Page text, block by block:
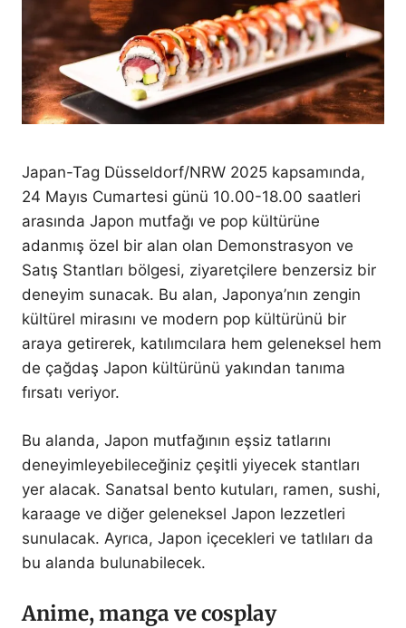
Japan-Tag Düsseldorf/NRW 2025 kapsamında,
24 Mayıs Cumartesi günü 10.00-18.00 saatleri
arasında Japon mutfağı ve pop kültürüne
adanmış özel bir alan olan Demonstrasyon ve
Satış Stantları bölgesi, ziyaretçilere benzersiz bir
deneyim sunacak. Bu alan, Japonya’nın zengin
kültürel mirasını ve modern pop kültürünü bir
araya getirerek, katılımcılara hem geleneksel hem
de çağdaş Japon kültürünü yakından tanıma
fırsatı veriyor.
Bu alanda, Japon mutfağının eşsiz tatlarını
deneyimleyebileceğiniz çeşitli yiyecek stantları
yer alacak. Sanatsal bento kutuları, ramen, sushi,
karaage ve diğer geleneksel Japon lezzetleri
sunulacak. Ayrıca, Japon içecekleri ve tatlıları da
bu alanda bulunabilecek.
Anime, manga ve cosplay